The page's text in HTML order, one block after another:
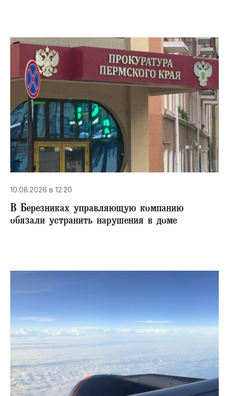
10.08.2026 в 12:20
В Березниках управляющую компанию
обязали устранить нарушения в доме